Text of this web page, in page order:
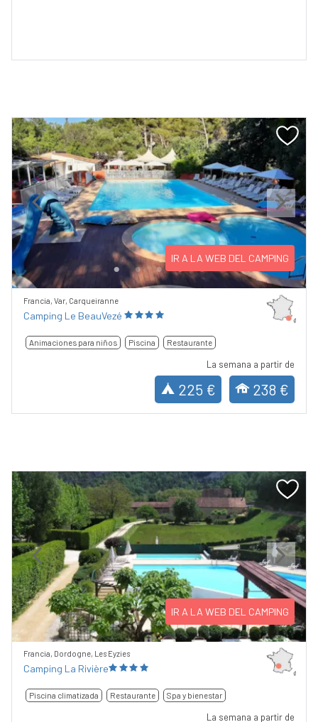
Previous Next
IR A LA WEB DEL CAMPING
Francia, Var, Carqueiranne
Camping Le BeauVezé
Animaciones para niños Piscina Restaurante
La semana a partir de
225 € 238 €
Previous Next
IR A LA WEB DEL CAMPING
Francia, Dordogne, Les Eyzies
Camping La Rivière
Piscina climatizada Restaurante Spa y bienestar
La semana a partir de